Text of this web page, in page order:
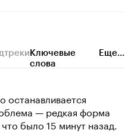
Ключевые
слова
Еще...
останавливается
— редкая форма
было 15 минут назад.